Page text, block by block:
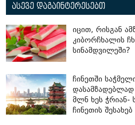
ასევე დაგაინტერესებთ
იცით, რისგან
კიბორჩხალის
სინამდვილეში?
ჩინეთში
მლნ ხეს ჭრიან-
ჩინეთის შესახებ